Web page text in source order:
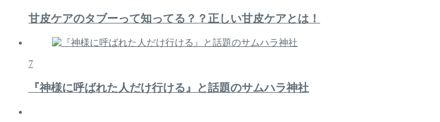
甘皮ケアのタブーって知ってる？？正しい甘皮ケアとは！
7
『神様に呼ばれた人だけ行ける』と話題のサムハラ神社